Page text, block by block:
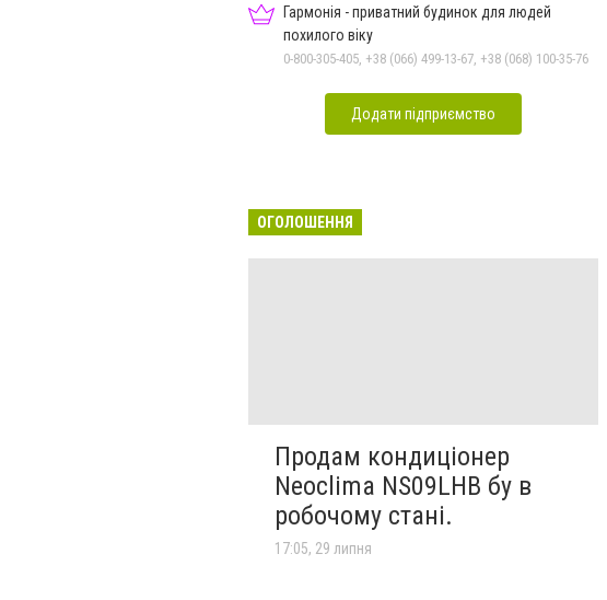
Гармонія - приватний будинок для людей
похилого віку
0-800-305-405, +38 (066) 499-13-67, +38 (068) 100-35-76
Додати підприємство
ОГОЛОШЕННЯ
Продам кондиціонер
Neoclima NS09LHB бу в
робочому стані.
17:05, 29 липня